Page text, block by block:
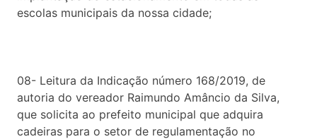
escolas municipais da nossa cidade;
08- Leitura da Indicação número 168/2019, de
autoria do vereador Raimundo Amâncio da Silva,
que solicita ao prefeito municipal que adquira
cadeiras para o setor de regulamentação no